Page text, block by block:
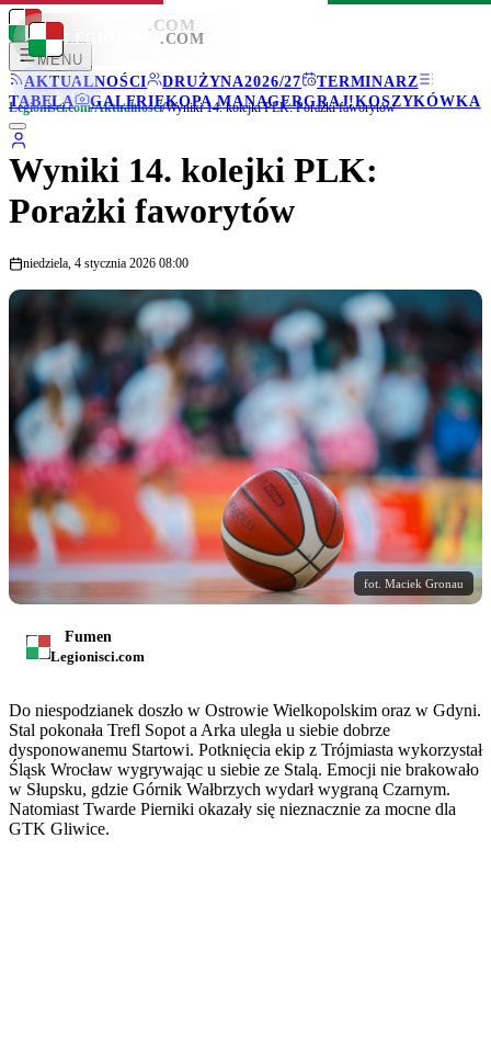
LEGIONISCI .COM
MENU
AKTUALNOŚCI
DRUŻYNA2026/27
TERMINARZ
TABELA
GALERIEKOPA MANAGERGRAJ!KOSZYKÓWKA
LEGIONISCI .COM
Legionisci.com/Aktualności/Wyniki 14. kolejki PLK: Porażki faworytów
Wyniki 14. kolejki PLK:
Porażki faworytów
niedziela, 4 stycznia 2026 08:00
fot. Maciek Gronau
Fumen
Legionisci.com
Do niespodzianek doszło w Ostrowie Wielkopolskim oraz w Gdyni.
Stal pokonała Trefl Sopot a Arka uległa u siebie dobrze
dysponowanemu Startowi. Potknięcia ekip z Trójmiasta wykorzystał
Śląsk Wrocław wygrywając u siebie ze Stalą. Emocji nie brakowało
w Słupsku, gdzie Górnik Wałbrzych wydarł wygraną Czarnym.
Natomiast Twarde Pierniki okazały się nieznacznie za mocne dla
GTK Gliwice.